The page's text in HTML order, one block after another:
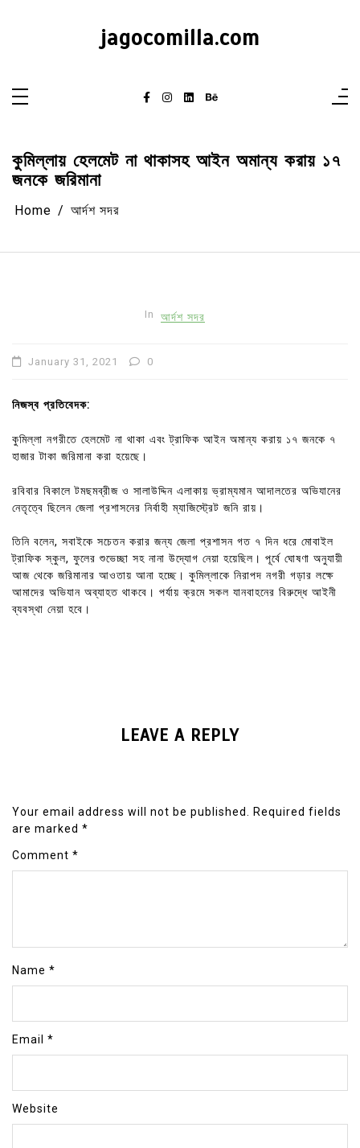
jagocomilla.com
কুমিল্লায় হেলমেট না থাকাসহ আইন অমান্য করায় ১৭
জনকে জরিমানা
Home আর্দশ সদর
In আর্দশ সদর
January 31, 2021 0
নিজস্ব প্রতিবেদক:
কুমিল্লা নগরীতে হেলমেট না থাকা এবং ট্রাফিক আইন অমান্য করায় ১৭ জনকে ৭
হাজার টাকা জরিমানা করা হয়েছে।
রবিবার বিকালে টমছমব্রীজ ও সালাউদ্দিন এলাকায় ভ্রাম্যমান আদালতের অভিযানের
নেতৃত্বে ছিলেন জেলা প্রশাসনের নির্বাহী ম্যাজিস্ট্রেট জনি রায়।
তিনি বলেন, সবাইকে সচেতন করার জন্য জেলা প্রশাসন গত ৭ দিন ধরে মোবাইল
ট্রাফিক স্কুল, ফুলের শুভেচ্ছা সহ নানা উদ্যোগ নেয়া হয়েছিল। পূর্বে ঘোষণা অনুযায়ী
আজ থেকে জরিমানার আওতায় আনা হচ্ছে। কুমিল্লাকে নিরাপদ নগরী গড়ার লক্ষে
আমাদের অভিযান অব্যাহত থাকবে। পর্যায় ক্রমে সকল যানবাহনের বিরুদ্ধে আইনী
ব্যবস্থা নেয়া হবে।
LEAVE A REPLY
Your email address will not be published.
Required fields
are marked *
Comment *
Name *
Email *
Website